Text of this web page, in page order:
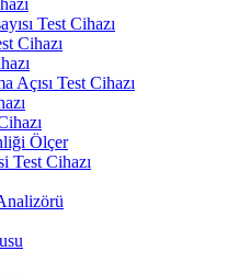
Test Cihazı
Cihazı
Açısı Test Cihazı
Ölçer
Test Cihazı